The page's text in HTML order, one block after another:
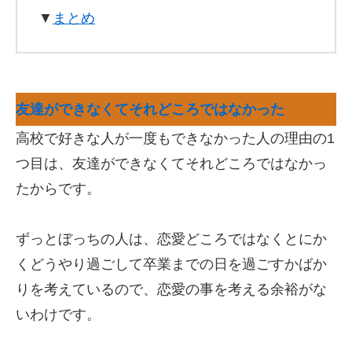
▼ まとめ
友達ができなくてそれどころではなかった
高校で好きな人が一度もできなかった人の理由の1
つ目は、友達ができなくてそれどころではなかっ
たからです。
ずっとぼっちの人は、恋愛どころではなくとにか
くどうやり過ごして卒業までの日を過ごすかばか
りを考えているので、恋愛の事を考える余裕がな
いわけです。